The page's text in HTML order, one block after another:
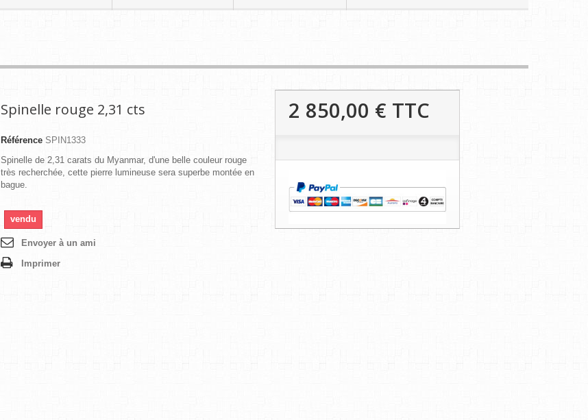
Spinelle rouge 2,31 cts
Référence SPIN1333
Spinelle de 2,31 carats du Myanmar, d'une belle couleur rouge
très recherchée, cette pierre lumineuse sera superbe montée en
bague.
vendu
Envoyer à un ami
Imprimer
2 850,00 € TTC